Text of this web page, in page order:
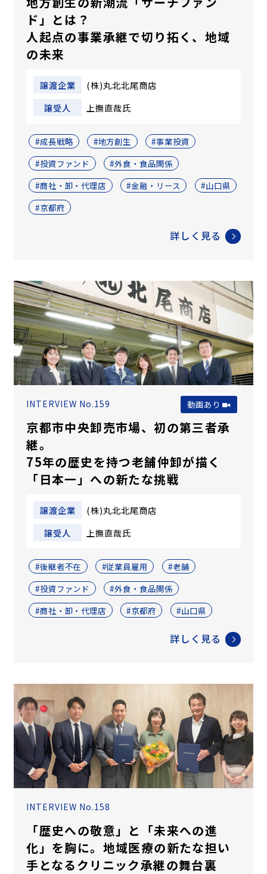
ド」とは？
人起点の事業承継で切り拓く、地域
の未来
譲渡企業
(株)丸北北尾商店
譲受人
上撫直哉氏
#成長戦略 #地方創生
#事業投資
#投資ファンド
#外食・食品関係
#商社・卸・代理店
#金融・リース
#山口県
#京都府
詳しく見る
INTERVIEW No.159 動画あり
京都市中央卸売市場、初の第三者承
継。
75年の歴史を持つ老舗仲卸が描く
「日本一」への新たな挑戦
譲渡企業
(株)丸北北尾商店
譲受人
上撫直哉氏
#後継者不在 #従業員雇用
#老舗
#投資ファンド
#外食・食品関係
#商社・卸・代理店
#京都府 #山口県
詳しく見る
INTERVIEW No.158
「歴史への敬意」と「未来への進
化」を胸に。地域医療の新たな担い
手となるクリニック承継の舞台裏